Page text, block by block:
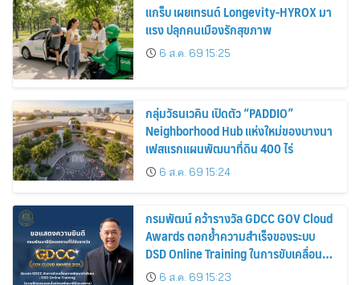
แกร็บ เผยเทรนด์ Longevity-HYROX มา
แรง ปลุกคนเมืองรักสุขภาพ
6 ส.ค. 69 15:25
กลุ่มวัธนเวคิน เปิดตัว “PADDIO”
Neighborhood Hub แห่งใหม่ของบางนา
เฟสแรกแผนพัฒนาที่ดิน 400 ไร่
6 ส.ค. 69 15:24
กรมพัฒน์ คว้ารางวัล GDCC GOV Cloud
Awards ตอกย้ำความสำเร็จของระบบ
DSD Online Training ในการขับเคลื่อน
การพัฒนากำลังคนที่ทันสมัย
6 ส.ค. 69 15:23